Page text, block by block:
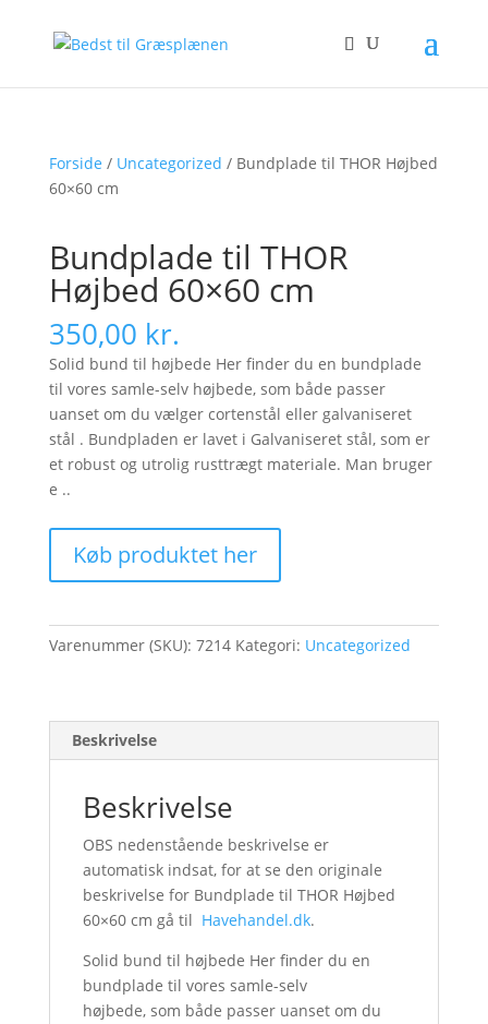
Forside / Uncategorized / Bundplade til THOR Højbed
60×60 cm
Bundplade til THOR
Højbed 60×60 cm
350,00 kr.
Solid bund til højbede Her finder du en bundplade
til vores samle-selv højbede, som både passer
uanset om du vælger cortenstål eller galvaniseret
stål . Bundpladen er lavet i Galvaniseret stål, som er
et robust og utrolig rusttrægt materiale. Man bruger
e ..
Køb produktet her
Varenummer (SKU): 7214 Kategori: Uncategorized
Beskrivelse
Beskrivelse
OBS nedenstående beskrivelse er
automatisk indsat, for at se den originale
beskrivelse for Bundplade til THOR Højbed
60×60 cm gå til Havehandel.dk.
Solid bund til højbede Her finder du en
bundplade til vores samle-selv
højbede, som både passer uanset om du